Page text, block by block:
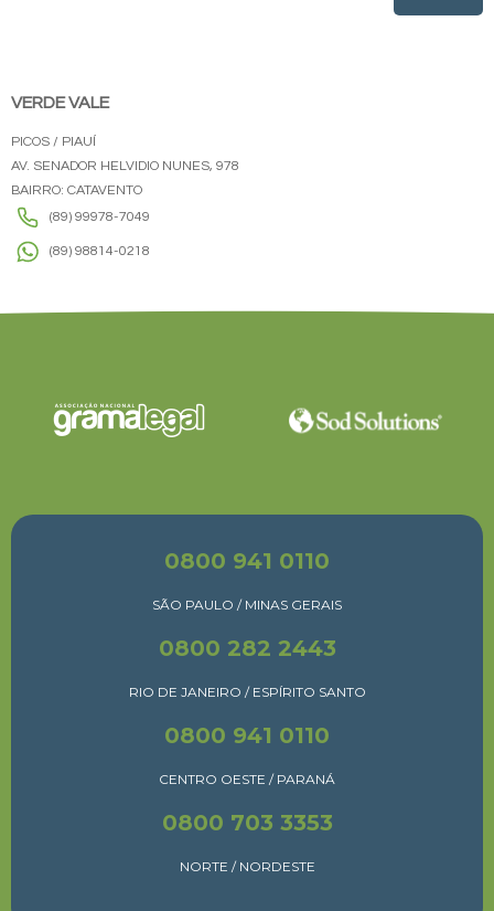
VERDE VALE
PICOS / PIAUÍ
AV. SENADOR HELVIDIO NUNES, 978
BAIRRO: CATAVENTO
(89) 99978-7049
(89) 98814-0218
0800 941 0110
SÃO PAULO / MINAS GERAIS
0800 282 2443
RIO DE JANEIRO / ESPÍRITO SANTO
0800 941 0110
CENTRO OESTE / PARANÁ
0800 703 3353
NORTE / NORDESTE